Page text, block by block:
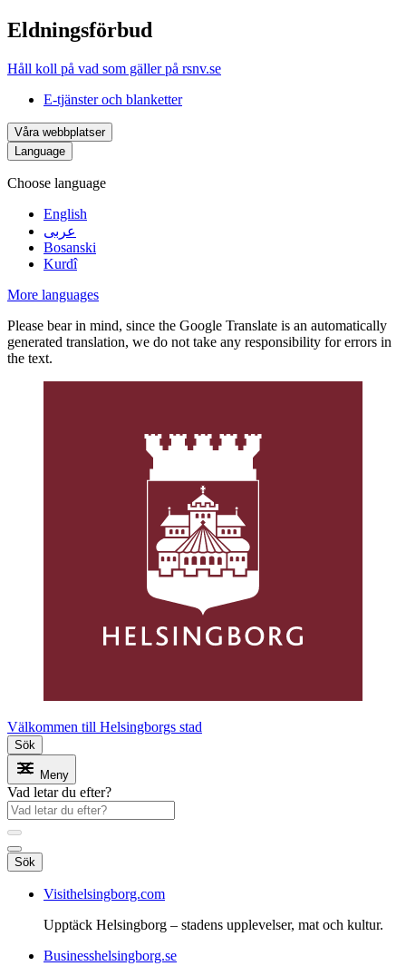
Eldningsförbud
Håll koll på vad som gäller på rsnv.se
E-tjänster och blanketter
Våra webbplatser
Language
Choose language
English
عربى
Bosanski
Kurdî
More languages
Please bear in mind, since the Google Translate is an automatically
generated translation, we do not take any responsibility for errors in
the text.
Välkommen till Helsingborgs stad
Sök
Meny
Vad letar du efter?
Sök
Visithelsingborg.com
Upptäck Helsingborg – stadens upplevelser, mat och kultur.
Businesshelsingborg.se